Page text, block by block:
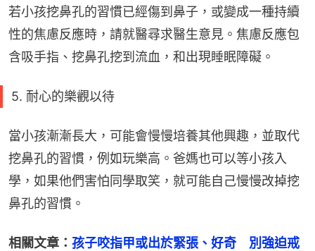
若小孩挖鼻孔的習慣已經傷到鼻子，或變成一種持續
性的焦慮反應時，請就醫尋求醫生意見。焦慮反應包
含吸手指、挖鼻孔挖到流血，和出現睡眠障礙。
5. 耐心的樂觀以待
當小孩漸漸長大，可能會慢慢培養其他興趣，並取代
挖鼻孔的習慣，例如玩樂高。爸媽也可以等小孩入
學，如果他們害怕同學取笑，就可能自己慢慢改掉挖
鼻孔的習慣。
相關文章： 孩子咬指甲或出於緊張、好奇　別強迫戒